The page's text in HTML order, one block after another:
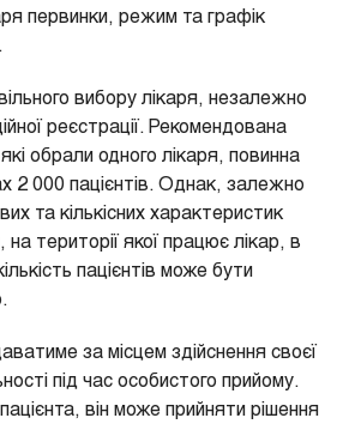
первинки, режим та графік
вибору лікаря, незалежно
реєстрації. Рекомендована
які обрали одного лікаря, повинна
2 000 пацієнтів. Однак, залежно
та кількісних характеристик
території якої працює лікар, в
пацієнтів може бути
за місцем здійснення своєї
під час особистого прийому.
він може прийняти рішення